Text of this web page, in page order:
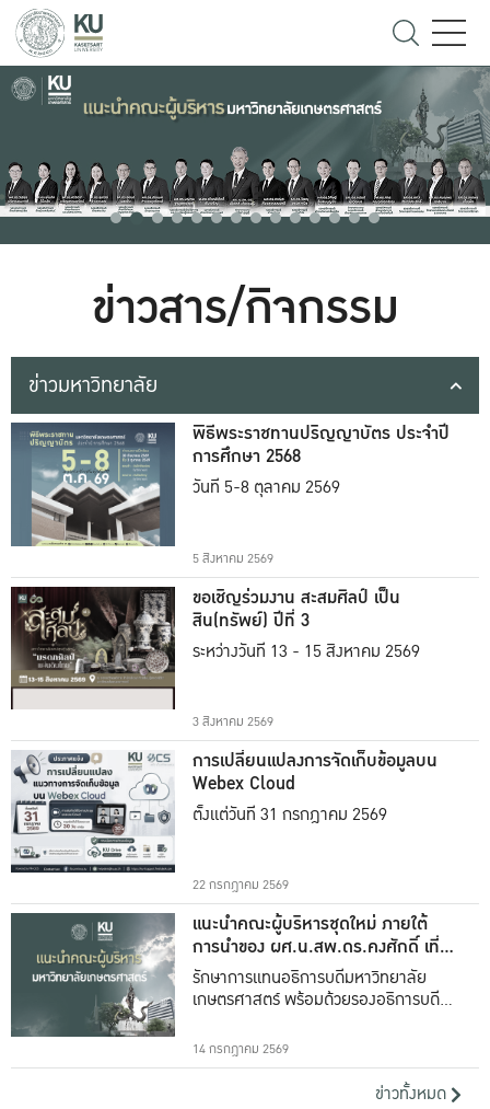
ข่าวสาร/กิจกรรม
ข่าวมหาวิทยาลัย
พิธีพระราชทานปริญญาบัตร ประจำปี
การศึกษา 2568
วันที่ 5-8 ตุลาคม 2569
5 สิงหาคม 2569
ขอเชิญร่วมงาน สะสมศิลป์ เป็น
สิน(ทรัพย์) ปีที่ 3
ระหว่างวันที่ 13 - 15 สิงหาคม 2569
3 สิงหาคม 2569
การเปลี่ยนแปลงการจัดเก็บข้อมูลบน
Webex Cloud
ตั้งแต่วันที่ 31 กรกฎาคม 2569
22 กรกฎาคม 2569
แนะนำคณะผู้บริหารชุดใหม่ ภายใต้
การนำของ ผศ.น.สพ.ดร.คงศักดิ์ เที่ยง
ธรรม
รักษาการแทนอธิการบดีมหาวิทยาลัย
เกษตรศาสตร์ พร้อมด้วยรองอธิการบดีทั้ง
14 กรกฎาคม 2569
ข่าวทั้งหมด